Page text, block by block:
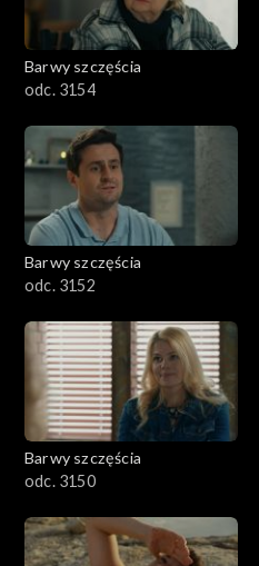
Barwy szczęścia
odc. 3154
Barwy szczęścia
odc. 3152
Barwy szczęścia
odc. 3150